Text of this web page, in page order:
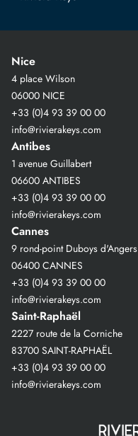
Nice
4 place Wilson
06000 NICE
+33 (0)4 93 39 00 00
info@rivierakeys.com
Antibes
1 avenue Guillabert
06600 ANTIBES
+33 (0)4 93 39 00 00
info@rivierakeys.com
Cannes
9 rond-point Duboys d'Angers
06400 CANNES
+33 (0)4 93 39 00 00
info@rivierakeys.com
Saint-Raphaël
2227 route de la Corniche
83700 SAINT-RAPHAËL
+33 (0)4 93 39 00 00
info@rivierakeys.com